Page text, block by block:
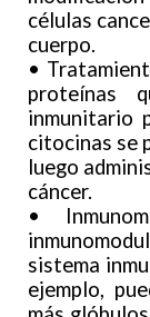
células
cuerpo.
•
proteínas
inmunitario
citocinas se
luego
cáncer.
•
sistema
ejemplo,